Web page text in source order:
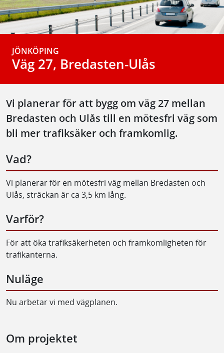
JÖNKÖPING
Väg 27, Bredasten-Ulås
Vi planerar för att bygg om väg 27 mellan
Bredasten och Ulås till en mötesfri väg som
bli mer trafiksäker och framkomlig.
Vad?
Vi planerar för en mötesfri väg mellan Bredasten och
Ulås, sträckan är ca 3,5 km lång.
Varför?
För att öka trafiksäkerheten och framkomligheten för
trafikanterna.
Nuläge
Nu arbetar vi med vägplanen.
Om projektet